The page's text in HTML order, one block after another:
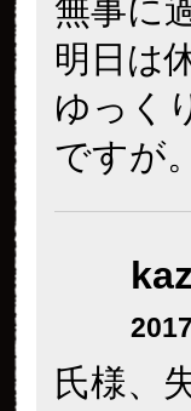
わーわ
早く台
清々し
雨ば
が有っ
た・
たい。